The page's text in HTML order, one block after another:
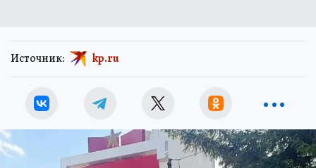
Источник: kp.ru